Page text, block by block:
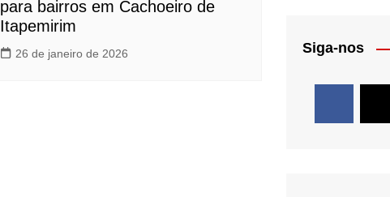
para bairros em Cachoeiro de
Itapemirim
26 de janeiro de 2026 Siga-nos